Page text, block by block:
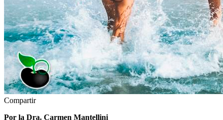
Compartir
Por la Dra. Carmen Mantellini